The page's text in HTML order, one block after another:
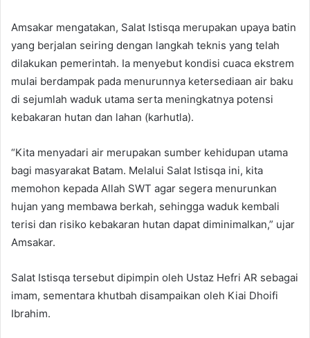
Amsakar mengatakan, Salat Istisqa merupakan upaya batin
yang berjalan seiring dengan langkah teknis yang telah
dilakukan pemerintah. Ia menyebut kondisi cuaca ekstrem
mulai berdampak pada menurunnya ketersediaan air baku
di sejumlah waduk utama serta meningkatnya potensi
kebakaran hutan dan lahan (karhutla).
“Kita menyadari air merupakan sumber kehidupan utama
bagi masyarakat Batam. Melalui Salat Istisqa ini, kita
memohon kepada Allah SWT agar segera menurunkan
hujan yang membawa berkah, sehingga waduk kembali
terisi dan risiko kebakaran hutan dapat diminimalkan,” ujar
Amsakar.
Salat Istisqa tersebut dipimpin oleh Ustaz Hefri AR sebagai
imam, sementara khutbah disampaikan oleh Kiai Dhoifi
Ibrahim.